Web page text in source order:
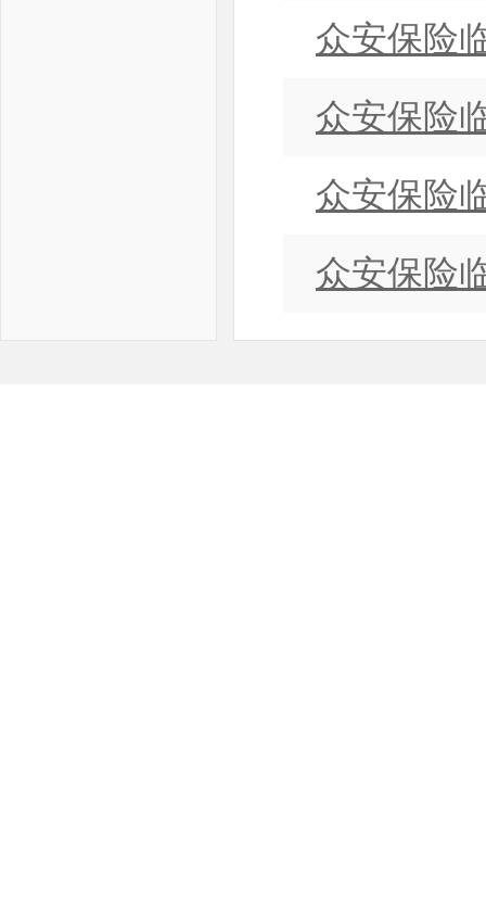
众安保险
众安保险
众安保险
众安保险